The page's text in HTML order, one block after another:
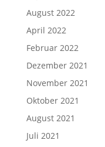
August 2022
April 2022
Februar 2022
Dezember 2021
November 2021
Oktober 2021
August 2021
Juli 2021